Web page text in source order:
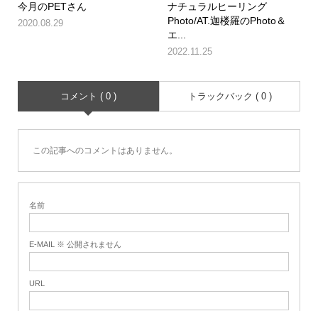
今月のPETさん
2020.08.29
ナチュラルヒーリング
Photo/AT.迦楼羅のPhoto＆
エ...
2022.11.25
コメント ( 0 ) トラックバック ( 0 )
この記事へのコメントはありません。
名前
E-MAIL ※ 公開されません
URL